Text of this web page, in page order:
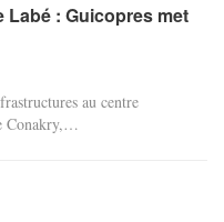
Labé : Guicopres met
au centre
Conakry,…